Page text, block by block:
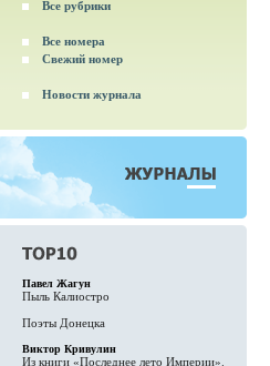
Все рубрики
Все номера
Свежий номер
Новости журнала
Павел Жагун
Пыль Калиостро
Поэты Донецка
Виктор Кривулин
Из книги «Последнее лето Империи».